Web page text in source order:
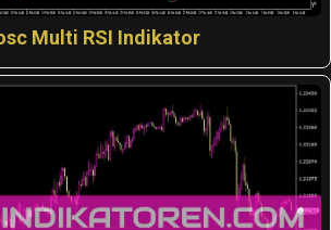
Multi RSI Indikator